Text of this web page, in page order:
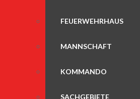
FEUERWEHRHAUS
MANNSCHAFT
KOMMANDO
SACHGEBIETE